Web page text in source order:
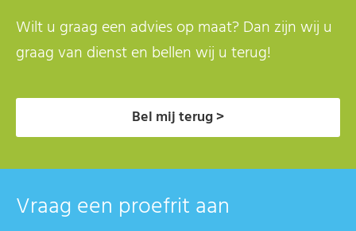
Wilt u graag een advies op maat? Dan zijn wij u
graag van dienst en bellen wij u terug!
Bel mij terug >
Vraag een proefrit aan